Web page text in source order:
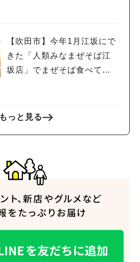
【吹田市】今年1月江坂にで
きた「人類みなまぜそば江
坂店」でまぜそば食べてき
もっと見る